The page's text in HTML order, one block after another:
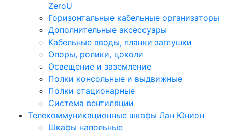
ZeroU
Горизонтальные кабельные организаторы
Дополнительные аксессуары
Кабельные вводы, планки заглушки
Опоры, ролики, цоколи
Освещение и заземление
Полки консольные и выдвижные
Полки стационарные
Система вентиляции
Телекоммуникационные шкафы Лан Юнион
Шкафы напольные